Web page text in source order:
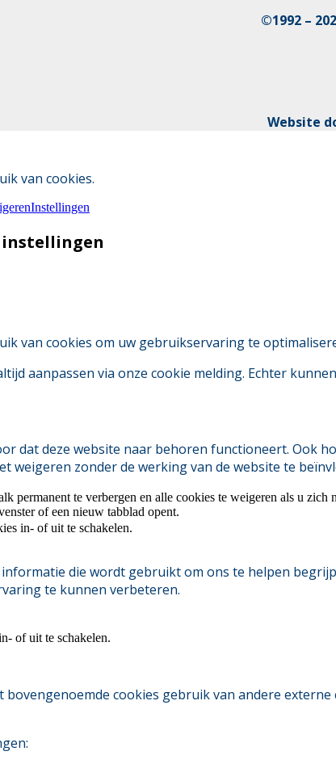
©1992 –
Website
van cookies.
Instellingen
instellingen
van cookies om uw gebruikservaring te
aanpassen via onze cookie melding. Echter
dat deze website naar behoren functioneert. Ook
weigeren zonder de werking van de website te
permanent te verbergen en alle cookies te weigeren als u
of een nieuw tabblad opent.
in- of uit te schakelen.
die wordt gebruikt om ons te helpen
te kunnen verbeteren.
of uit te schakelen.
bovengenoemde cookies gebruik van andere